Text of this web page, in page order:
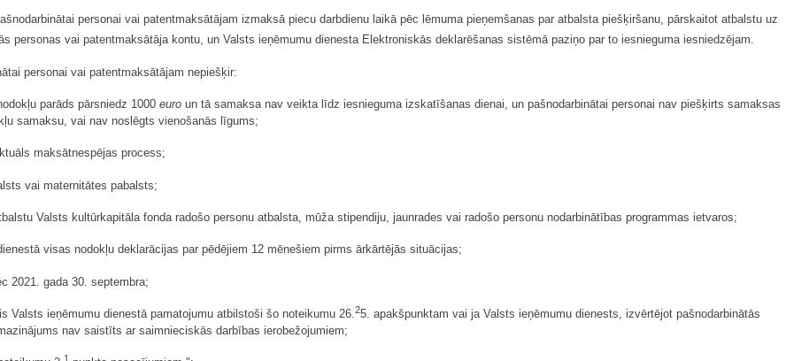
personai vai patentmaksātājam izmaksā piecu darbdienu laikā pēc lēmuma pieņemšanas par atbalsta piešķiršanu, pārskaitot atbalstu uz
personas vai patentmaksātāja kontu, un Valsts ieņēmumu dienesta Elektroniskās deklarēšanas sistēmā paziņo par to iesnieguma iesniedzējam.
personai vai patentmaksātājam nepiešķir:
parāds pārsniedz 1000 euro un tā samaksa nav veikta līdz iesnieguma izskatīšanas dienai, un pašnodarbinātai personai nav piešķirts samaksas
samaksu, vai nav noslēgts vienošanās līgums;
maksātnespējas process;
vai maternitātes pabalsts;
Valsts kultūrkapitāla fonda radošo personu atbalsta, mūža stipendiju, jaunrades vai radošo personu nodarbinātības programmas ietvaros;
visas nodokļu deklarācijas par pēdējiem 12 mēnešiem pirms ārkārtējās situācijas;
2021. gada 30. septembra;
Valsts ieņēmumu dienestā pamatojumu atbilstoši šo noteikumu 26.25. apakšpunktam vai ja Valsts ieņēmumu dienests, izvērtējot pašnodarbinātās
nav saistīts ar saimnieciskās darbības ierobežojumiem;
1